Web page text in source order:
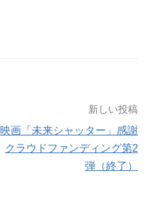
新しい投稿
映画「未来シャッター」感謝
クラウドファンディング第2
弾（終了）